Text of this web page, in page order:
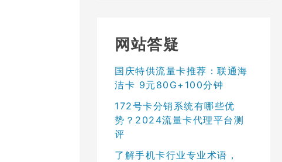
网站答疑
国庆特供流量卡推荐：联通海
洁卡 9元80G+100分钟
172号卡分销系统有哪些优
势？2024流量卡代理平台测
评
了解手机卡行业专业术语，